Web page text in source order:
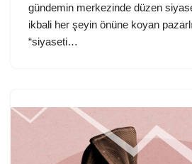
gündemin merkezinde düzen
ikbali her şeyin önüne koyan
“siyaseti…